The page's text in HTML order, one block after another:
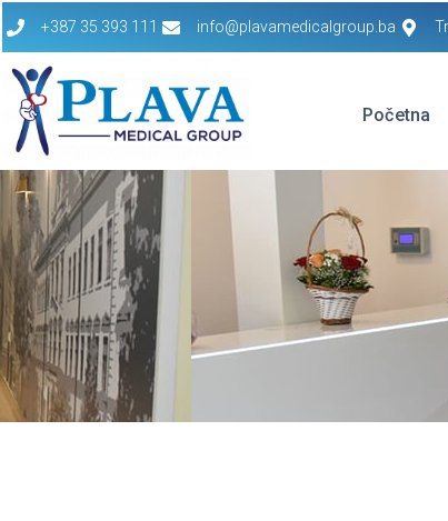
+387 35 393 111 info@plavamedicalgroup.ba
Početna